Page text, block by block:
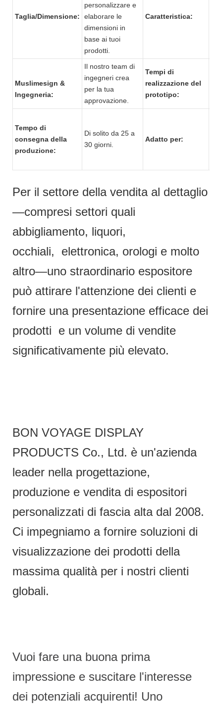
Taglia/Dimensione:
personalizzare e
elaborare le
dimensioni in
base ai tuoi
prodotti.
Caratteristica:
Muslimesign &
Ingegneria:
Il nostro team di
ingegneri crea
per la tua
approvazione.
Tempi di
realizzazione del
prototipo:
Tempo di
consegna della
produzione:
Di solito da 25 a
30 giorni.
Adatto per:
Per il settore della vendita al dettaglio
—compresi settori quali
abbigliamento, liquori,
occhiali, elettronica, orologi e molto
altro—uno straordinario espositore
può attirare l'attenzione dei clienti e
fornire una presentazione efficace dei
prodotti e un volume di vendite
significativamente più elevato.
BON VOYAGE DISPLAY
PRODUCTS Co., Ltd. è un'azienda
leader nella progettazione,
produzione e vendita di espositori
personalizzati di fascia alta dal 2008.
Ci impegniamo a fornire soluzioni di
visualizzazione dei prodotti della
massima qualità per i nostri clienti
globali.
Vuoi fare una buona prima
impressione e suscitare l'interesse
dei potenziali acquirenti! Uno